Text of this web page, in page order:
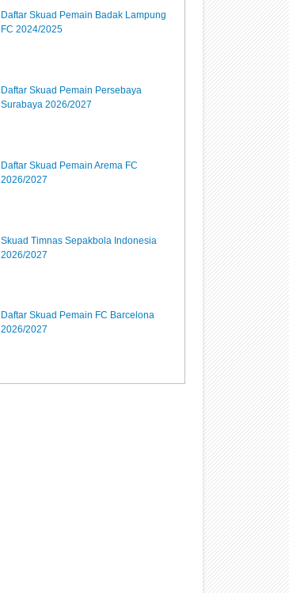
Daftar Skuad Pemain Badak Lampung
FC 2024/2025
Daftar Skuad Pemain Persebaya
Surabaya 2026/2027
Daftar Skuad Pemain Arema FC
2026/2027
Skuad Timnas Sepakbola Indonesia
2026/2027
Daftar Skuad Pemain FC Barcelona
2026/2027